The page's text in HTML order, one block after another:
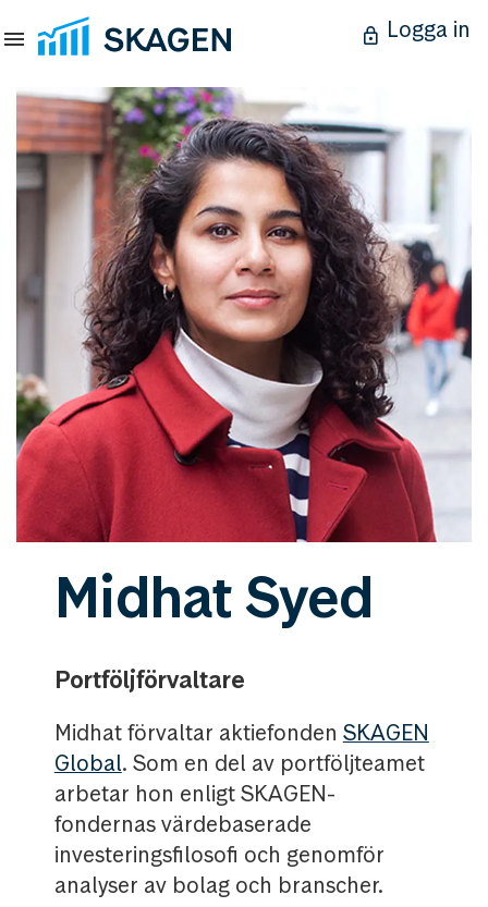
Logga in
Midhat Syed
Portföljförvaltare
Midhat förvaltar aktiefonden SKAGEN
Global. Som en del av portföljteamet
arbetar hon enligt SKAGEN-
fondernas värdebaserade
investeringsfilosofi och genomför
analyser av bolag och branscher.